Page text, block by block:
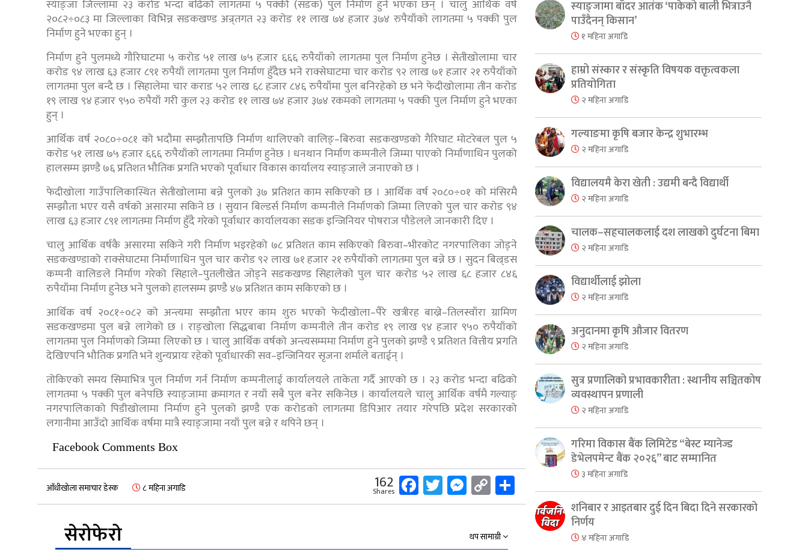
स्याङ्जा जिल्लामा २३ करोड भन्दा बढिको लागतमा ५ पक्की (सडक) पुल निर्माण हुने भएका छन् । चालु आर्थिक वर्ष
२०८२÷०८३ मा जिल्लाका विभिन्न सडकखण्ड अन्र्तगत २३ करोड ११ लाख ७४ हजार ३७४ रुपैयाँको लागतमा ५ पक्की पुल
निर्माण हुने भएका हुन् ।
निर्माण हुने पुलमध्ये गौरिघाटमा ५ करोड ५१ लाख ७५ हजार ६६६ रुपैयाँको लागतमा पुल निर्माण हुनेछ । सेतीखोलामा चार
करोड ९४ लाख ६३ हजार ८९१ रुपैयाँ लागतमा पुल निर्माण हुँदैछ भने राक्सेघाटमा चार करोड ९२ लाख ७१ हजार २१ रुपैयाँको
लागतमा पुल बन्दै छ । सिहालेमा चार कराड ५२ लाख ६८ हजार ८४६ रुपैयाँमा पुल बनिरहेको छ भने फेदीखोलामा तीन करोड
१९ लाख ९४ हजार ९५० रुपैयाँ गरी कुल २३ करोड ११ लाख ७४ हजार ३७४ रकमको लागतमा ५ पक्की पुल निर्माण हुने भएका
हुन् ।
आर्थिक वर्ष २०८०÷०८१ को भदौमा सम्झौतापछि निर्माण थालिएको वालिङ्–बिरुवा सडकखण्डको गैरिघाट मोटरेबल पुल ५
करोड ५१ लाख ७५ हजार ६६६ रुपैयाँको लागतमा निर्माण हुनेछ । धनथान निर्माण कम्पनीले जिम्मा पाएको निर्माणाधिन पुलको
हालसम्म झण्डै ७६ प्रतिशत भौतिक प्रगति भएको पूर्वाधार विकास कार्यालय स्याङ्जाले जनाएको छ ।
फेदीखोला गाउँपालिकास्थित सेतीखोलामा बन्ने पुलको ३७ प्रतिशत काम सकिएको छ । आर्थिक वर्ष २०८०÷०१ को मंसिरमै
सम्झौता भएर यसै वर्षको असारमा सकिने छ । सुयान बिल्डर्स निर्माण कम्पनीले निर्माणको जिम्मा लिएको पुल चार करोड ९४
लाख ६३ हजार ८९१ लागतमा निर्माण हुँदै गरेको पूर्वाधार कार्यालयका सडक इन्जिनियर पोषराज पौडेलले जानकारी दिए ।
चालु आर्थिक वर्षकै असारमा सकिने गरी निर्माण भइरहेको ७८ प्रतिशत काम सकिएको बिरुवा–भीरकोट नगरपालिका जोड्ने
सडकखण्डाको राक्सेघाटमा निर्माणाधिन पुल चार करोड ९२ लाख ७१ हजार २१ रुपैयाँको लागतमा पुल बन्ने छ । सुदन बिल्र्डस
कम्पनी वालिङले निर्माण गरेको सिहाले–पुतलीखेत जोड्ने सडकखण्ड सिहालेको पुल चार करोड ५२ लाख ६८ हजार ८४६
रुपैयाँमा निर्माण हुनेछ भने पुलको हालसम्म झण्डै ४७ प्रतिशत काम सकिएको छ ।
आर्थिक वर्ष २०८१÷०८२ को अन्त्यमा सम्झौता भएर काम शुरु भएको फेदीखोला–पैरे खत्रीरह बाख्रे–तिलस्वाँरा ग्रामिण
सडकखण्डमा पुल बन्ने लागेको छ । राङ्खोला सिद्धबाबा निर्माण कम्पनीले तीन करोड १९ लाख ९४ हजार ९५० रुपैयाँको
लागतमा पुल निर्माणको जिम्मा लिएको छ । चालु आर्थिक वर्षको अन्त्यसम्ममा निर्माण हुने पुलको झण्डै ९ प्रतिशत वित्तीय प्रगति
देखिएपनि भौतिक प्रगति भने शुन्यप्रायः रहेको पूर्वाधारकी सव–इन्जिनियर सृजना शर्माले बताईन् ।
तोकिएको समय सिमाभित्र पुल निर्माण गर्न निर्माण कम्पनीलाई कार्यालयले ताकेता गर्दै आएको छ । २३ करोड भन्दा बढिको
लागतमा ५ पक्की पुल बनेपछि स्याङ्जामा क्रमागत र नयाँ सबै पुल बनेर सकिनेछ । कार्यालयले चालु आर्थिक वर्षमै गल्याङ्
नगरपालिकाको पिडीखोलामा निर्माण हुने पुलको झण्डै एक करोडको लागतमा डिपिआर तयार गरेपछि प्रदेश सरकारको
लगानीमा आउँदो आर्थिक वर्षमा मात्रै स्याङ्जामा नयाँ पुल बन्ने र थपिने छन् ।
Facebook Comments Box
आँधीखोला समाचार डेस्क ८ महिना अगाडि 162
Shares Facebook
Twitter
Messenger
Copy
Link
Share
सेरोफेरो
थप सामाग्री
स्याङ्जामा बाँदर आतंक ‘पाकेको बाली भित्राउनै
पाउँदैनन् किसान’
१ महिना अगाडि
हाम्रो संस्कार र संस्कृति विषयक वक्तृत्वकला
प्रतियोगिता
२ महिना अगाडि
गल्याङमा कृषि बजार केन्द्र शुभारम्भ
२ महिना अगाडि
विद्यालयमै केरा खेती : उद्यमी बन्दै विद्यार्थी
२ महिना अगाडि
चालक–सहचालकलाई दश लाखको दुर्घटना बिमा
२ महिना अगाडि
विद्यार्थीलाई झोला
२ महिना अगाडि
अनुदानमा कृषि औजार वितरण
२ महिना अगाडि
सुत्र प्रणालिको प्रभावकारीता : स्थानीय सञ्चितकोष
व्यवस्थापन प्रणाली
२ महिना अगाडि
गरिमा विकास बैंक लिमिटेड “बेस्ट म्यानेज्ड
डेभेलपमेन्ट बैंक २०२६” बाट सम्मानित
३ महिना अगाडि
शनिबार र आइतबार दुई दिन बिदा दिने सरकारको
निर्णय
४ महिना अगाडि